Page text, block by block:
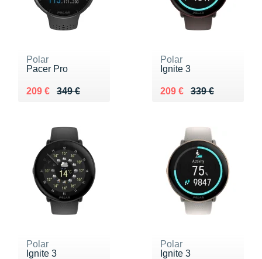
Polar
Pacer Pro
349 €
Au lieu de 349 €
209 €
Vendu 209 €
Polar
Ignite 3
339 €
Au lieu de 339 €
209 €
Vendu 209 €
Polar
Ignite 3
Polar
Ignite 3